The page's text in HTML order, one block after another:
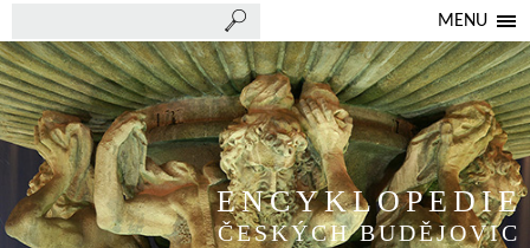
MENU
ENCYKLOPEDIE
ČESKÝCH BUDĚJOVIC